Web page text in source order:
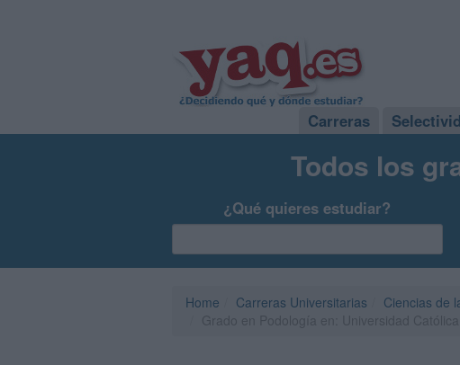
Carreras
Todos los
¿Qué quieres estudiar?
Home Carreras Universitarias Ciencias de